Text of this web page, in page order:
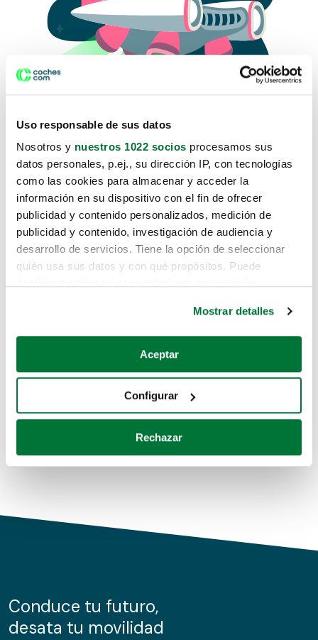
Uso responsable de sus datos
Nosotros y nuestros 1022 socios procesamos sus
datos personales, p.ej., su dirección IP, con tecnologías
como las cookies para almacenar y acceder la
información en su dispositivo con el fin de ofrecer
publicidad y contenido personalizados, medición de
publicidad y contenido, investigación de audiencia y
desarrollo de servicios. Tiene la opción de seleccionar
quién usa sus datos y con qué propósitos. Puede
Si lo permite, también quisiéramos:
Recopilar información sobre su ubicación geográfica
Identificar su dispositivo analizándolo activamente
para buscar características específicas (huellas
Obtenga más información sobre cómo se procesan sus
de cookies.
información sobre el uso que haga del sitio web con
nuestros partners de redes sociales, publicidad y análisis
Mostrar detalles
Aceptar
Configurar
Rechazar
Lo sentimos, no sabemos como
te hemos traido hasta aquí.
Pero puedes encontrar el coche que estás
buscando en alguno de estos enlaces:
Coches de segunda mano
Coches de km0
Conduce tu futuro,
desata tu movilidad